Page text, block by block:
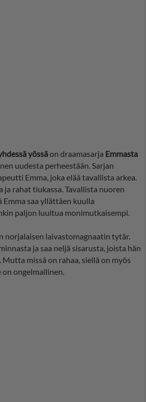
yössäon draamasarja Emmasta
uudesta perheestään. Sarjan
Emma, joka elää tavallista arkea.
rahat tiukassa. Tavallista nuoren
Emma saa yllättäen kuulla
paljon luultua monimutkaisempi.
norjalaisen laivastomagnaatin tytär.
ja saa neljä sisarusta, joista hän
missä on rahaa, siellä on myös
ongelmallinen.